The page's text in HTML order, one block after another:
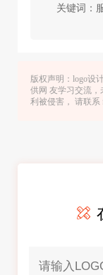
关键词：
版权声明：logo设
供网 友学习交流
利被侵害， 请联系